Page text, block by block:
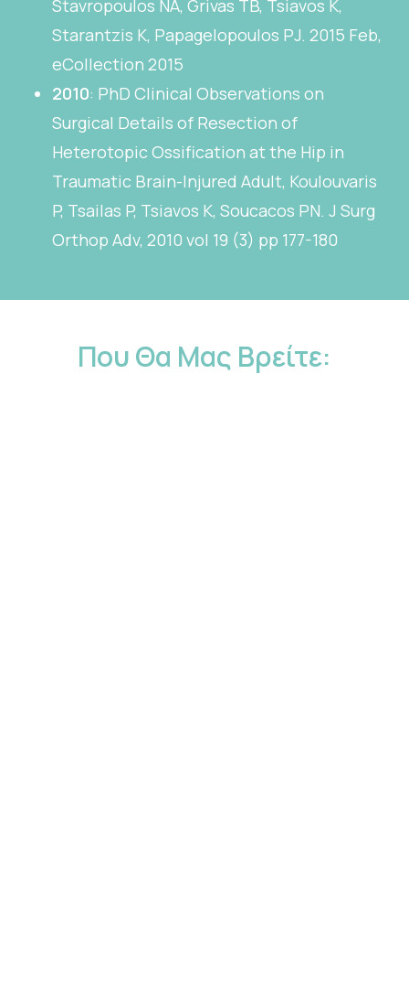
Stavropoulos NA, Grivas TB, Tsiavos K,
Starantzis K, Papagelopoulos PJ. 2015 Feb,
eCollection 2015
2010: PhD Clinical Observations on
Surgical Details of Resection of
Heterotopic Ossification at the Hip in
Traumatic Brain-Injured Adult, Koulouvaris
P, Tsailas P, Tsiavos K, Soucacos PN. J Surg
Orthop Adv, 2010 vol 19 (3) pp 177-180
ΠουΘα Μας Βρείτε: